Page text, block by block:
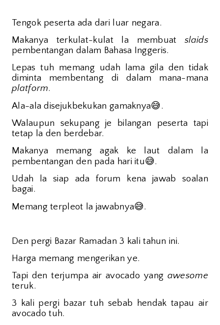
Tengok peserta ada dari luar negara.
Makanya terkulat-kulat la membuatslaids
pembentangan dalam Bahasa Inggeris.
Lepas tuh memang udah lama gila den tidak
diminta membentang di dalam mana-mana
platform.
Ala-ala disejukbekukan gamaknya😅.
Walaupun sekupang je bilangan peserta tapi
tetap la den berdebar.
Makanya memang agak ke laut dalam la
pembentangan den pada hari itu😅.
Udah la siap ada forum kena jawab soalan
bagai.
Memang terpleot la jawabnya😅.
Den pergi Bazar Ramadan 3 kali tahun ini.
Harga memang mengerikan ye.
Tapi den terjumpa air avocado yang awesome
teruk.
3 kali pergi bazar tuh sebab hendak tapau air
avocado tuh.